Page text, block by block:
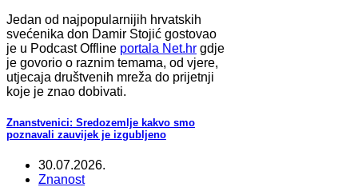
Jedan od najpopularnijih hrvatskih
svećenika don Damir Stojić gostovao
je u Podcast Offline portala Net.hr gdje
je govorio o raznim temama, od vjere,
utjecaja društvenih mreža do prijetnji
koje je znao dobivati.
Znanstvenici: Sredozemlje kakvo smo
poznavali zauvijek je izgubljeno
30.07.2026.
Znanost